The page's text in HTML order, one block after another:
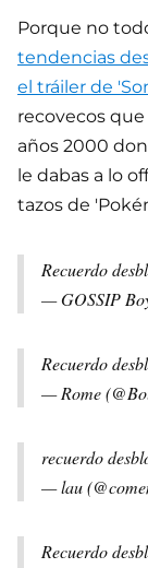
Porque no
tendencias
el tráiler de
recovecos
años 2000
le dabas a lo
tazos de
Recuerdo
— GOSSIP
Recuerdo
— Rome
recuerdo
— lau
Recuerdo